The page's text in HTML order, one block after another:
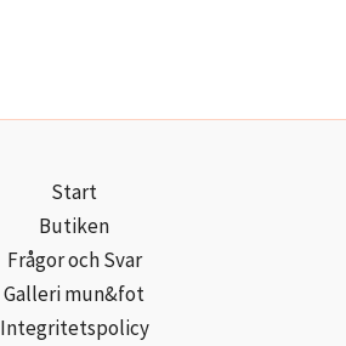
Start
Butiken
Frågor och Svar
Galleri mun&fot
Integritetspolicy